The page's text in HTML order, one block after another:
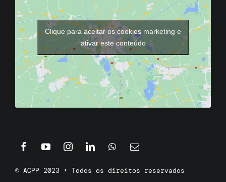
Clique para aceitar os cookies marketing e
ativar este conteúdo
© ACPP 2023 • Todos os direitos reservados